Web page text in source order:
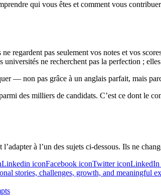
qui vous êtes et comment vous
regardent pas seulement vos notes et vos
ne recherchent pas la perfection ;
— non pas grâce à un anglais parfait, mais
des milliers de candidats. C’est ce dont le
à l’un des sujets ci-dessous. Ils ne
iconFacebook iconTwitter
stories, challenges, growth, and meaningful